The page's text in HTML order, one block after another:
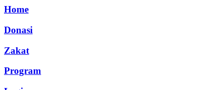
Home
Donasi
Zakat
Program